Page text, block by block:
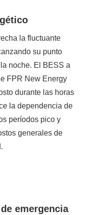
la fluctuante
su punto
noche. El BESS a
FPR New Energy
durante las horas
la dependencia de
períodos pico y
generales de
emergencia